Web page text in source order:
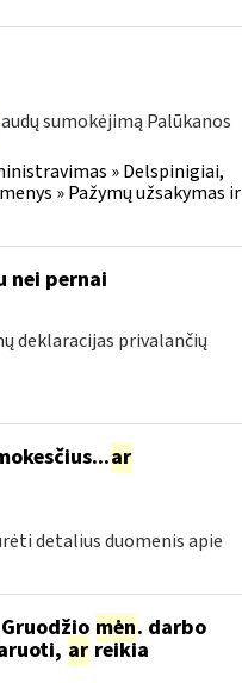
sumokėjimą Palūkanos
» Delspinigiai,
» Pažymų užsakymas ir
nei pernai
deklaracijas privalančių
ar
detalius duomenis apie
mėn. darbo
arreikia